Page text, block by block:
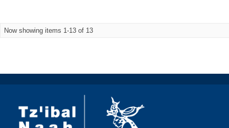
Now showing items 1-13 of 13